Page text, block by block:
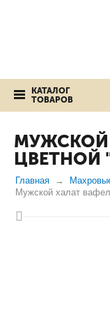
КАТАЛОГ
ТОВАРОВ
МУЖСКОЙ
ЦВЕТНОЙ
Главная
Мужской халат